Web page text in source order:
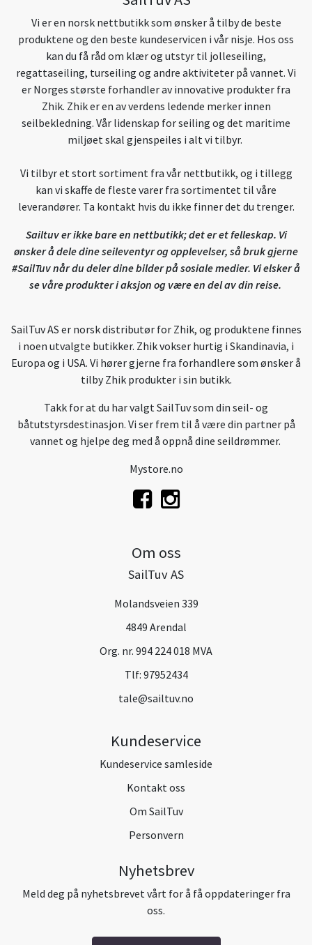
Vi er en norsk nettbutikk som ønsker å tilby de beste
produktene og den beste kundeservicen i vår nisje. Hos oss
kan du få råd om klær og utstyr til jolleseiling,
regattaseiling, turseiling og andre aktiviteter på vannet. Vi
er Norges største forhandler av innovative produkter fra
Zhik. Zhik er en av verdens ledende merker innen
seilbekledning. Vår lidenskap for seiling og det maritime
miljøet skal gjenspeiles i alt vi tilbyr.
Vi tilbyr et stort sortiment fra vår nettbutikk, og i tillegg
kan vi skaffe de fleste varer fra sortimentet til våre
leverandører. Ta kontakt hvis du ikke finner det du trenger.
Sailtuv er ikke bare en nettbutikk; det er et felleskap. Vi
ønsker å dele dine seileventyr og opplevelser, så bruk gjerne
#SailTuv når du deler dine bilder på sosiale medier. Vi elsker å
se våre produkter i aksjon og være en del av din reise.
SailTuv AS er norsk distributør for Zhik, og produktene finnes
i noen utvalgte butikker. Zhik vokser hurtig i Skandinavia, i
Europa og i USA. Vi hører gjerne fra forhandlere som ønsker å
tilby Zhik produkter i sin butikk.
Takk for at du har valgt SailTuv som din seil- og
båtutstyrsdestinasjon. Vi ser frem til å være din partner på
vannet og hjelpe deg med å oppnå dine seildrømmer.
Mystore.no
Om oss
SailTuv AS
Molandsveien 339
4849 Arendal
Org. nr. 994 224 018 MVA
Tlf: 97952434
tale@sailtuv.no
Kundeservice
Kundeservice samleside
Kontakt oss
Om SailTuv
Personvern
Nyhetsbrev
Meld deg på nyhetsbrevet vårt for å få oppdateringer fra
oss.